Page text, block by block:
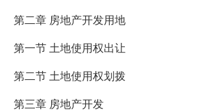
第二章 房地产开发用地
第一节 土地使用权出让
第二节 土地使用权划拨
第三章 房地产开发